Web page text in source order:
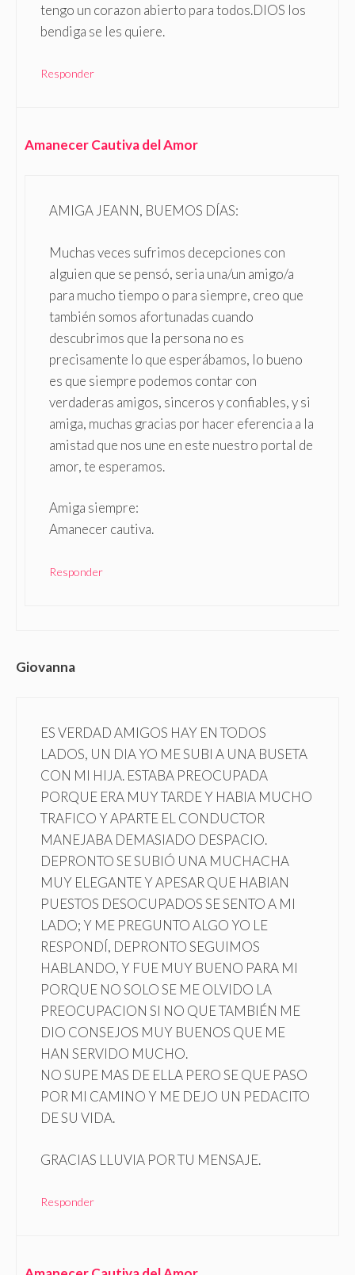
tengo un corazon abierto para todos.DIOS los
bendiga se les quiere.
Responder
Amanecer Cautiva del Amor
AMIGA JEANN, BUEMOS DÍAS:
Muchas veces sufrimos decepciones con
alguien que se pensó, seria una/un amigo/a
para mucho tiempo o para siempre, creo que
también somos afortunadas cuando
descubrimos que la persona no es
precisamente lo que esperábamos, lo bueno
es que siempre podemos contar con
verdaderas amigos, sinceros y confiables, y si
amiga, muchas gracias por hacer eferencia a la
amistad que nos une en este nuestro portal de
amor, te esperamos.
Amiga siempre:
Amanecer cautiva.
Responder
Giovanna
ES VERDAD AMIGOS HAY EN TODOS
LADOS, UN DIA YO ME SUBI A UNA BUSETA
CON MI HIJA. ESTABA PREOCUPADA
PORQUE ERA MUY TARDE Y HABIA MUCHO
TRAFICO Y APARTE EL CONDUCTOR
MANEJABA DEMASIADO DESPACIO.
DEPRONTO SE SUBIÓ UNA MUCHACHA
MUY ELEGANTE Y APESAR QUE HABIAN
PUESTOS DESOCUPADOS SE SENTO A MI
LADO; Y ME PREGUNTO ALGO YO LE
RESPONDÍ, DEPRONTO SEGUIMOS
HABLANDO, Y FUE MUY BUENO PARA MI
PORQUE NO SOLO SE ME OLVIDO LA
PREOCUPACION SI NO QUE TAMBIÉN ME
DIO CONSEJOS MUY BUENOS QUE ME
HAN SERVIDO MUCHO.
NO SUPE MAS DE ELLA PERO SE QUE PASO
POR MI CAMINO Y ME DEJO UN PEDACITO
DE SU VIDA.
GRACIAS LLUVIA POR TU MENSAJE.
Responder